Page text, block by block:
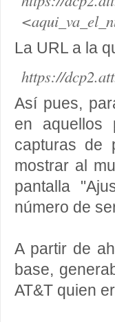
La URL a la
https://
Así pues,
en aquellos
capturas de
mostrar al
pantalla
número de
A partir de
base,
AT&T quien